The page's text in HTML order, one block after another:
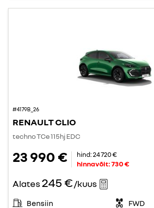
#4179B_26
RENAULT CLIO
techno TCe 115hj EDC
23 990 € hind:24 720 €
hinnavõit:730 €
Alates245 €/kuus
Bensiin
FWD